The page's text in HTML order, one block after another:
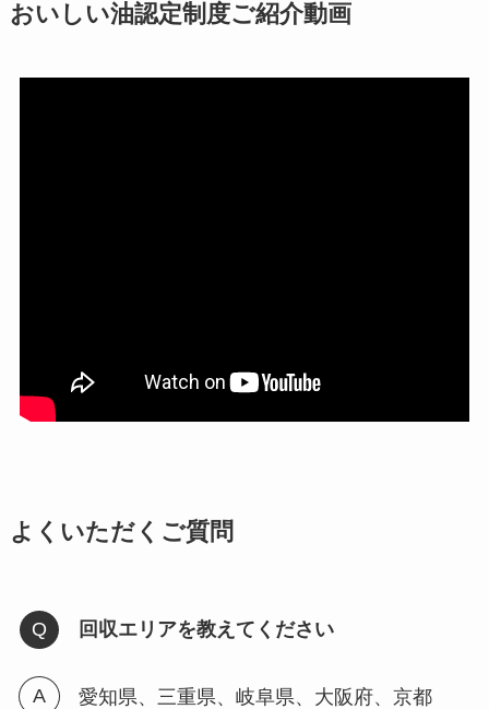
おいしい油認定制度ご紹介動画
よくいただくご質問
回収エリアを教えてください
愛知県、三重県、岐阜県、大阪府、京都